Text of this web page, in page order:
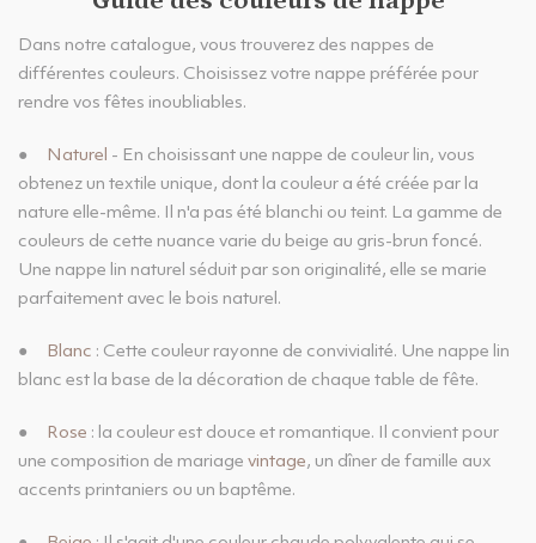
Dans notre catalogue, vous trouverez des nappes de
différentes couleurs. Choisissez votre nappe préférée pour
rendre vos fêtes inoubliables.
● Naturel - En choisissant une nappe de couleur lin, vous
obtenez un textile unique, dont la couleur a été créée par la
nature elle-même. Il n'a pas été blanchi ou teint. La gamme de
couleurs de cette nuance varie du beige au gris-brun foncé.
Une nappe lin naturel séduit par son originalité, elle se marie
parfaitement avec le bois naturel.
● Blanc : Cette couleur rayonne de convivialité. Une nappe lin
blanc est la base de la décoration de chaque table de fête.
● Rose : la couleur est douce et romantique. Il convient pour
une composition de mariage vintage, un dîner de famille aux
accents printaniers ou un baptême.